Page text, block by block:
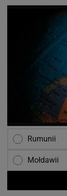
Rumunii
Mołdawii